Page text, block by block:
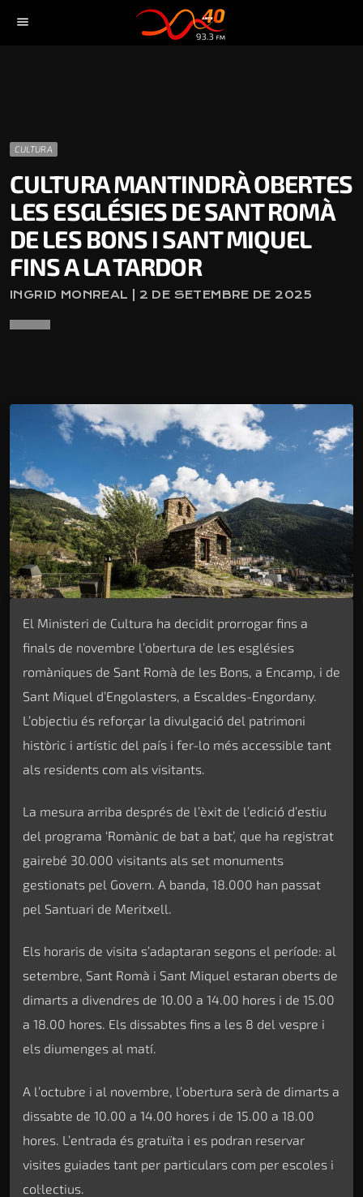
menu
CULTURA
CULTURA MANTINDRÀ OBERTES
LES ESGLÉSIES DE SANT ROMÀ
DE LES BONS I SANT MIQUEL
FINS A LA TARDOR
INGRID MONREAL | 2 DE SETEMBRE DE 2025
El Ministeri de Cultura ha decidit prorrogar fins a
finals de novembre l’obertura de les esglésies
romàniques de Sant Romà de les Bons, a Encamp, i de
Sant Miquel d’Engolasters, a Escaldes-Engordany.
L’objectiu és reforçar la divulgació del patrimoni
històric i artístic del país i fer-lo més accessible tant
als residents com als visitants.
La mesura arriba després de l’èxit de l’edició d’estiu
del programa ‘Romànic de bat a bat’, que ha registrat
gairebé 30.000 visitants als set monuments
gestionats pel Govern. A banda, 18.000 han passat
pel Santuari de Meritxell.
Els horaris de visita s’adaptaran segons el període: al
setembre, Sant Romà i Sant Miquel estaran oberts de
dimarts a divendres de 10.00 a 14.00 hores i de 15.00
a 18.00 hores. Els dissabtes fins a les 8 del vespre i
els diumenges al matí.
A l’octubre i al novembre, l’obertura serà de dimarts a
dissabte de 10.00 a 14.00 hores i de 15.00 a 18.00
hores. L’entrada és gratuïta i es podran reservar
visites guiades tant per particulars com per escoles i
col·lectius.